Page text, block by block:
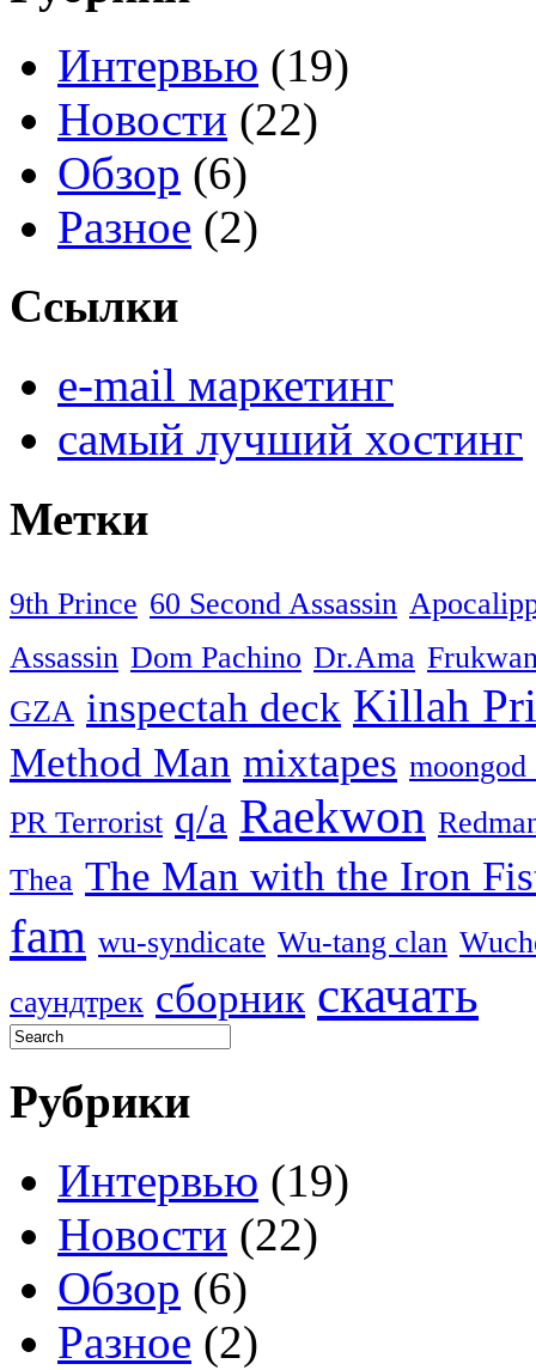
Интервью (19)
Новости (22)
Обзор (6)
Разное (2)
Ссылки
e-mail маркетинг
самый лучший хостинг
Метки
9th Prince 60 Second Assassin
Assassin Dom Pachino Dr.Ama
GZA inspectah deck Killah
Method Man mixtapes moongod
PR Terrorist q/a Raekwon
Thea The Man with the Iron
fam wu-syndicate Wu-tang clan
саундтрек сборник скачать
Рубрики
Интервью (19)
Новости (22)
Обзор (6)
Разное (2)